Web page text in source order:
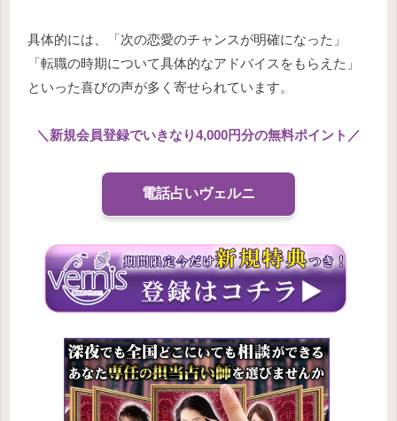
具体的には、「次の恋愛のチャンスが明確になった」
「転職の時期について具体的なアドバイスをもらえた」
といった喜びの声が多く寄せられています。
＼ 新規会員登録でいきなり4,000円分の無料ポイント ／
電話占いヴェルニ